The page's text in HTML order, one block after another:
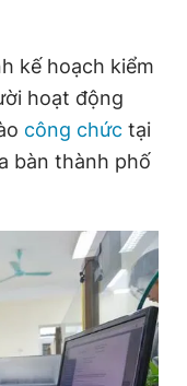
biết
quảng cáo
kế hoạch kiểm
hoạt động
công chức tại
bàn thành phố